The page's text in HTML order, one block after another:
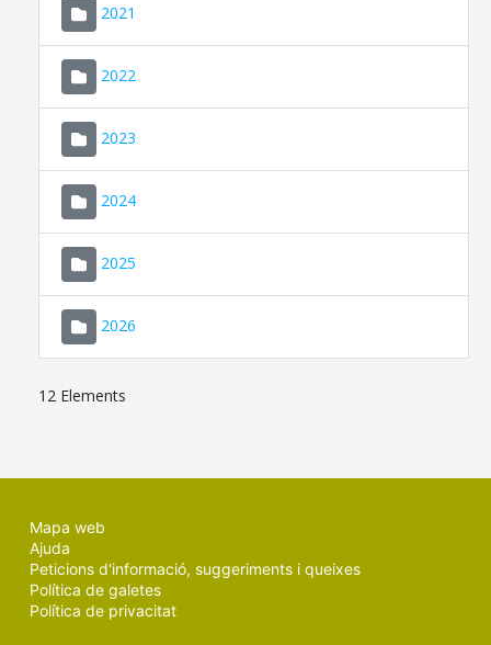
2021
2022
2023
2024
2025
2026
12 Elements
Mapa web
Ajuda
Peticions d'informació, suggeriments i queixes
Política de galetes
Política de privacitat